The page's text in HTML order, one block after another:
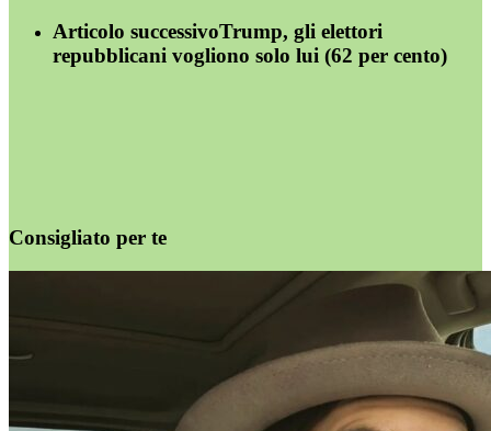
Articolo successivoTrump, gli elettori
repubblicani vogliono solo lui (62 per cento)
Consigliato per te